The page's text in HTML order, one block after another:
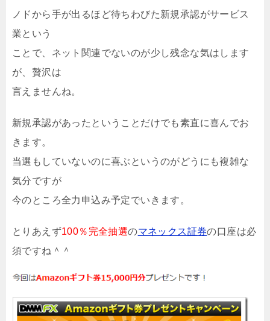
ノドから手が出るほど待ちわびた新規承認がサービス
業という
ことで、ネット関連でないのが少し残念な気はします
が、贅沢は
言えませんね。
新規承認があったということだけでも素直に喜んでお
きます。
当選もしていないのに喜ぶというのがどうにも複雑な
気分ですが
今のところ全力申込み予定でいきます。
とりあえず100％完全抽選のマネックス証券の口座は必
須ですね＾＾